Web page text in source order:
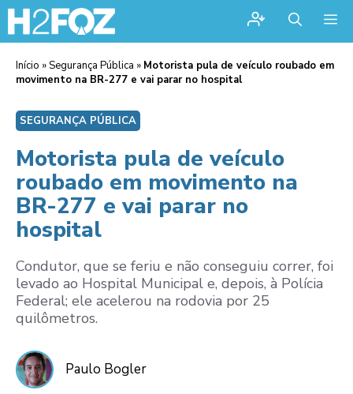
Início »Segurança Pública » Motorista pula de veículo roubado em
movimento na BR-277 e vai parar no hospital
SEGURANÇA PÚBLICA
Motorista pula de veículo
roubado em movimento na
BR-277 e vai parar no
hospital
Condutor, que se feriu e não conseguiu correr, foi
levado ao Hospital Municipal e, depois, à Polícia
Federal; ele acelerou na rodovia por 25
quilômetros.
Paulo Bogler